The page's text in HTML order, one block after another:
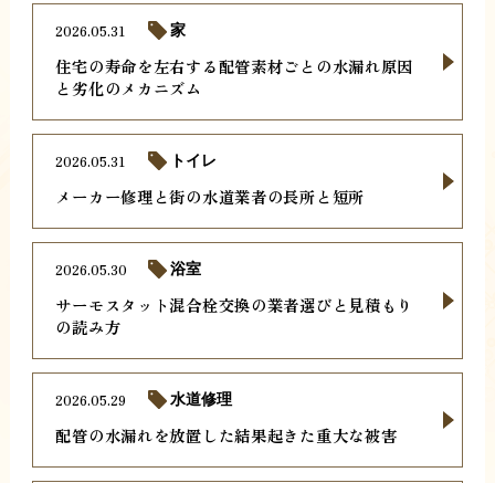
住宅の寿命を左右する配管素材ごとの水漏れ原因
と劣化のメカニズム
2026.05.31 家
メーカー修理と街の水道業者の長所と短所
2026.05.31 トイレ
サーモスタット混合栓交換の業者選びと見積もり
の読み方
2026.05.30 浴室
配管の水漏れを放置した結果起きた重大な被害
2026.05.29 水道修理